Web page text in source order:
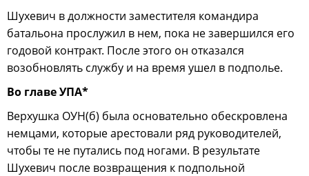
Шухевич в должности заместителя командира
батальона прослужил в нем, пока не завершился его
годовой контракт. После этого он отказался
возобновлять службу и на время ушел в подполье.
Во главе УПА*
Верхушка ОУН(б) была основательно обескровлена
немцами, которые арестовали ряд руководителей,
чтобы те не путались под ногами. В результате
Шухевич после возвращения к подпольной